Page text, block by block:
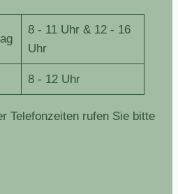
8 - 11 Uhr & 12 - 16
Uhr
8 - 12 Uhr
Telefonzeiten rufen Sie bitte